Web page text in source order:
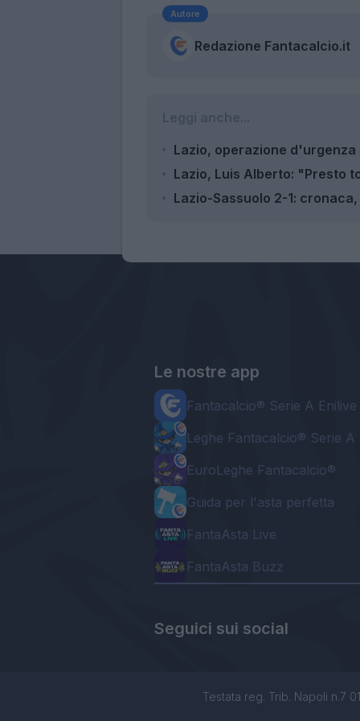
Autore
Redazione Fantacalcio.it
Lazio, operazione
Lazio, Luis Alberto: "Presto
Lazio-Sassuolo 2-1:
Le nostre app
Fantacalcio® Serie A Enilive
Leghe Fantacalcio® Serie A
EuroLeghe Fantacalcio®
Guida per l'asta perfetta
FantaAsta Live
FantaAsta Buzz
Seguici sui social
Testata reg. Trib. Napoli n.7